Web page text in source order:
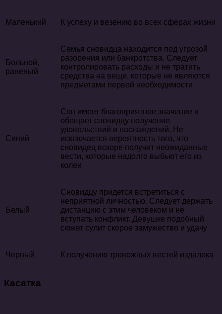
Маленький К успеху и везению во всех сферах жизни
Больной,
раненый
Семья сновидца находится под угрозой
разорения или банкротства. Следует
контролировать расходы и не тратить
средства на вещи, которые не являются
предметами первой необходимости
Синий
Сон имеет благоприятное значение и
обещает сновидцу получение
удовольствий и наслаждений. Не
исключается вероятность того, что
сновидец вскоре получит неожиданные
вести, которые надолго выбьют его из
колеи
Белый
Сновидцу придется встретиться с
неприятной личностью. Следует держать
дистанцию с этим человеком и не
вступать конфликт. Девушке подобный
сюжет сулит скорое замужество и удачу
Черный К получению тревожных вестей издалека
Касатка